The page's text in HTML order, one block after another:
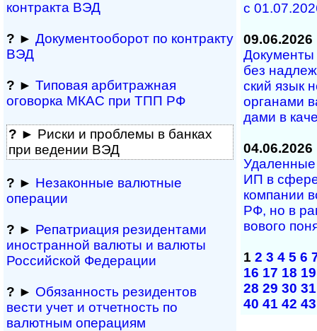
контракта ВЭД
? ► Документооборот по контракту
ВЭД
? ► Типовая арбитражная
оговорка МКАС при ТПП РФ
? ► Риски и проблемы в банках
при ведении ВЭД
? ► Незаконные валютные
операции
? ► Репатриация ре­зи­ден­та­ми
иностранной ва­лю­ты и валюты
Рос­сий­ской Федерации
? ► Обязанность резиден­тов
вести учет и отчетность по
валютным операциям
с
09.06.2026
Документы
без
ский язык
ор­га­на­ми
да­ми в
04.06.2026
Удаленные
ИП в
ком­па­нии
РФ, но в
во­во­го
1 2 3 4 5 6
16 17 18 19
28 29 30 31
40 41 42 43